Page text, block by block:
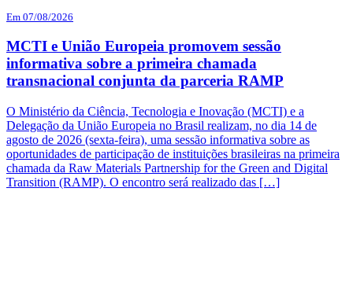
Em 07/08/2026
MCTI e União Europeia promovem sessão
informativa sobre a primeira chamada
transnacional conjunta da parceria RAMP
O Ministério da Ciência, Tecnologia e Inovação (MCTI) e a
Delegação da União Europeia no Brasil realizam, no dia 14 de
agosto de 2026 (sexta-feira), uma sessão informativa sobre as
oportunidades de participação de instituições brasileiras na primeira
chamada da Raw Materials Partnership for the Green and Digital
Transition (RAMP). O encontro será realizado das […]